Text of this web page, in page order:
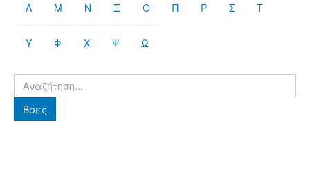
Λ Μ Ν Ξ Ο Π Ρ Σ Τ
Υ Φ Χ Ψ Ω
Βρες
Βρες